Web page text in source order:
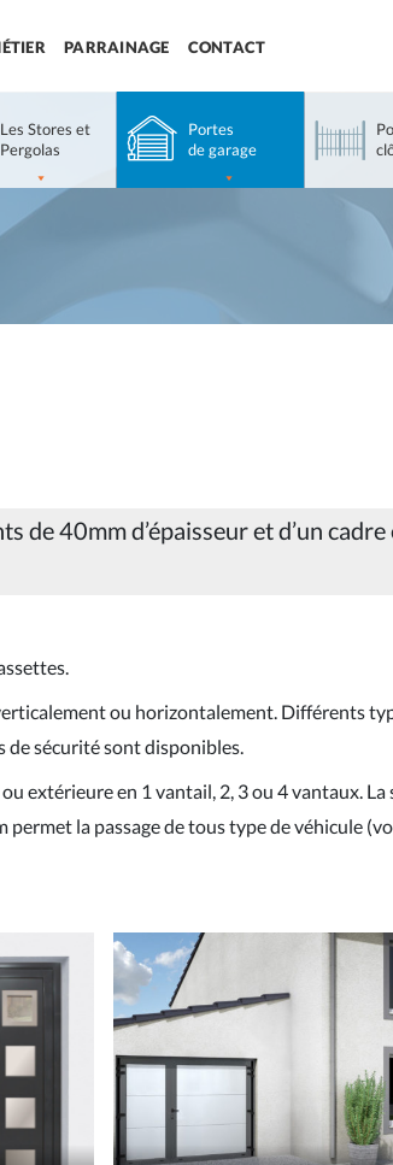
PARRAINAGE CONTACT
Les Stores et
Pergolas
Portes
de garage
de 40mm d’épaisseur et d’un cadre
ou horizontalement. Différents
de sécurité sont disponibles.
extérieure en 1 vantail, 2, 3 ou 4 vantaux. La
la passage de tous type de véhicule